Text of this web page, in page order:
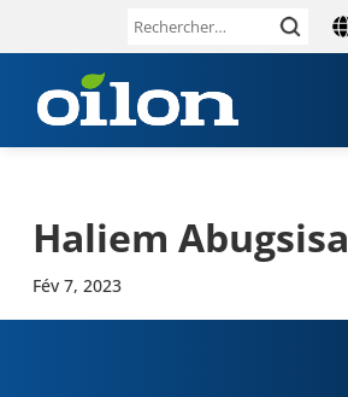
Rechercher :
Haliem Abug­sisa
Fév 7, 2023